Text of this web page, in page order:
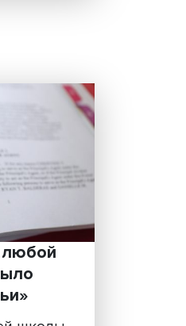
о сложном: как
законы
годом язык
актов
и даже юристам
нелегко раз......